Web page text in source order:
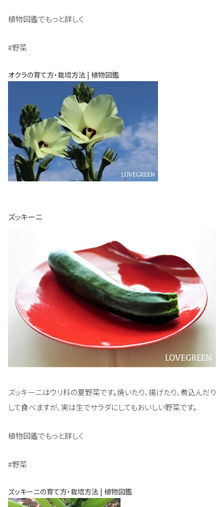
植物図鑑でもっと詳しく
#野菜
オクラの育て方・栽培方法 | 植物図鑑
ズッキーニ
ズッキーニはウリ科の夏野菜です。焼いたり、揚げたり、煮込んだり
して食べますが、実は生でサラダにしてもおいしい野菜です。
植物図鑑でもっと詳しく
#野菜
ズッキーニの育て方・栽培方法 | 植物図鑑